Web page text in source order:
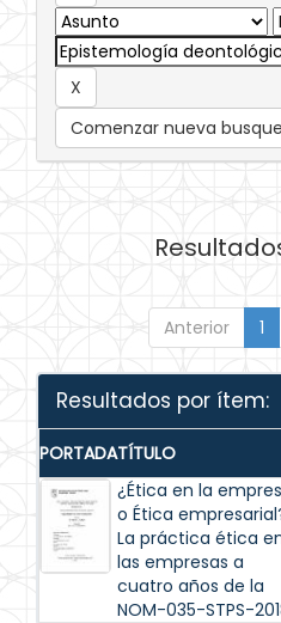
Comenzar nueva
Anterior 1
Resultados por ítem:
PORTADATÍTULO
¿Ética en la
o Ética
La práctica ética
las empresas a
cuatro años de la
NOM-035-STPS-